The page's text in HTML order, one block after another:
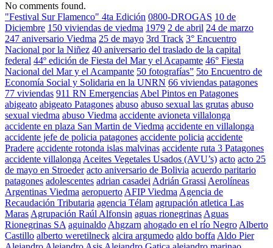
No comments found.
"Festival Sur Flamenco" 4ta Edición 0800-DROGAS 10 de
Diciembre 150 viviendas de viedma 1979 2 de abril 24 de marzo
247 aniversario Viedma 25 de mayo 3rd Track 3° Encuentro
Nacional por la Niñez 40 aniversario del traslado de la capital
federal 44º edición de Fiesta del Mar y el Acapamte 46° Fiesta
Nacional del Mar y el Acampante 50 fotografías” 5to Encuentro de
Economía Social y Solidaria en la UNRN 66 viviendas patagones
77 viviendas 911 RN Emergencias Abel Pintos en Patagones
abigeato abigeato Patagones abuso abuso sexual las grutas abuso
sexual viedma abuso Viedma accidente avioneta villalonga
accidente en plaza San Martin de Viedma accidente en villalonga
accidente jefe de policia patagones accidente policia accidente
Pradere accidente rotonda islas malvinas accidente ruta 3 Patagones
accidente villalonga Aceites Vegetales Usados (AVU’s) acto acto 25
de mayo en Stroeder acto aniversario de Bolivia acuerdo paritario
patagones adolescentes adrian casadei Adrián Grassi Aerolíneas
Argentinas Viedma aeropuerto AFIP Viedma Agencia de
Recaudación Tributaria agencia Télam agrupación atletica Las
Maras Agrupación Raúl Alfonsin aguas rionegrinas Aguas
Rionegrinas SA aguinaldo Ahgzarn ahogado en el río Negro Alberto
Castillo alberto weretilneck alcira argumedo aldo boffa Aldo Pier